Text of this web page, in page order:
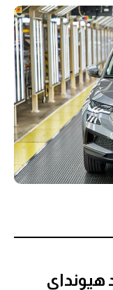
هيونداي